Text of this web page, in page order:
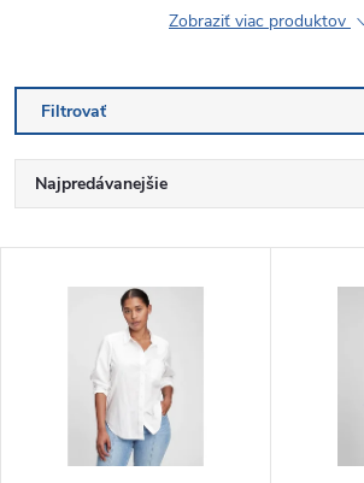
Zobraziť viac produktov
Filtrovať
R
a
Najpredávanejšie